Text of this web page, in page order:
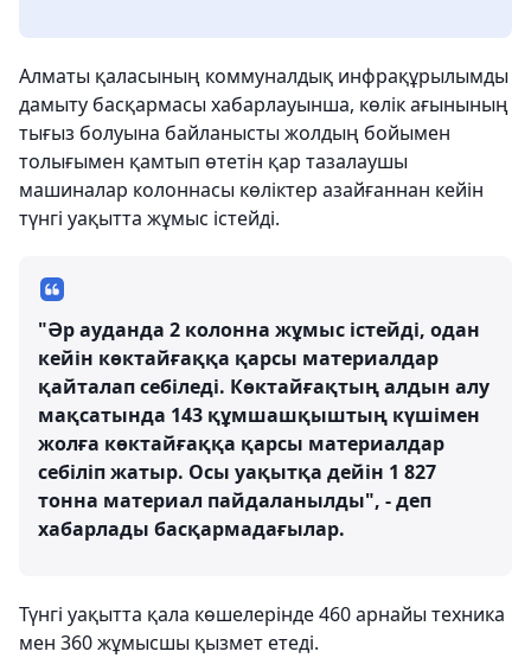
Алматы қаласының коммуналдық инфрақұрылымды
дамыту басқармасы хабарлауынша, көлік ағынының
тығыз болуына байланысты жолдың бойымен
толығымен қамтып өтетін қар тазалаушы
машиналар колоннасы көліктер азайғаннан кейін
түнгі уақытта жұмыс істейді.
"Әр ауданда 2 колонна жұмыс істейді, одан
кейін көктайғаққа қарсы материалдар
қайталап себіледі. Көктайғақтың алдын алу
мақсатында 143 құмшашқыштың күшімен
жолға көктайғаққа қарсы материалдар
себіліп жатыр. Осы уақытқа дейін 1 827
тонна материал пайдаланылды", - деп
хабарлады басқармадағылар.
Түнгі уақытта қала көшелерінде 460 арнайы техника
мен 360 жұмысшы қызмет етеді.